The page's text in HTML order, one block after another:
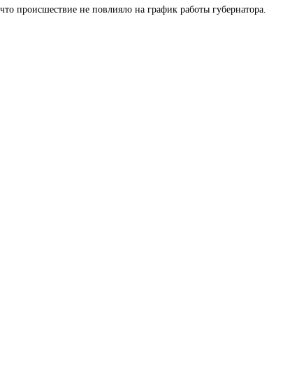
происшествие не повлияло на график работы губернатора.